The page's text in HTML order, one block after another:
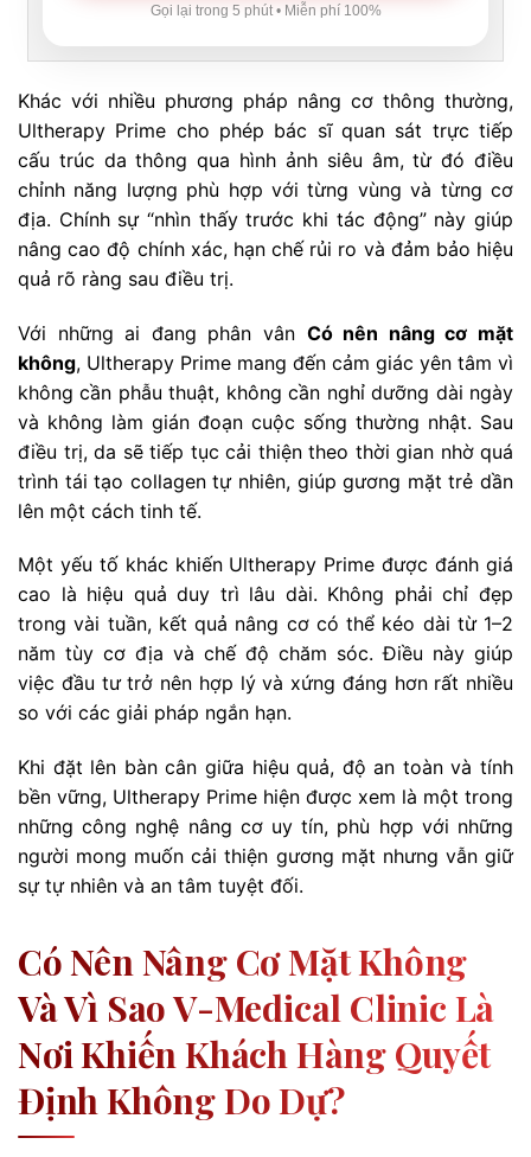
Gọi lại trong 5 phút • Miễn phí 100%
Khác với nhiều phương pháp nâng cơ thông thường,
Ultherapy Prime cho phép bác sĩ quan sát trực tiếp
cấu trúc da thông qua hình ảnh siêu âm, từ đó điều
chỉnh năng lượng phù hợp với từng vùng và từng cơ
địa. Chính sự “nhìn thấy trước khi tác động” này giúp
nâng cao độ chính xác, hạn chế rủi ro và đảm bảo hiệu
quả rõ ràng sau điều trị.
Với những ai đang phân vân Có nên nâng cơ mặt
không, Ultherapy Prime mang đến cảm giác yên tâm vì
không cần phẫu thuật, không cần nghỉ dưỡng dài ngày
và không làm gián đoạn cuộc sống thường nhật. Sau
điều trị, da sẽ tiếp tục cải thiện theo thời gian nhờ quá
trình tái tạo collagen tự nhiên, giúp gương mặt trẻ dần
lên một cách tinh tế.
Một yếu tố khác khiến Ultherapy Prime được đánh giá
cao là hiệu quả duy trì lâu dài. Không phải chỉ đẹp
trong vài tuần, kết quả nâng cơ có thể kéo dài từ 1–2
năm tùy cơ địa và chế độ chăm sóc. Điều này giúp
việc đầu tư trở nên hợp lý và xứng đáng hơn rất nhiều
so với các giải pháp ngắn hạn.
Khi đặt lên bàn cân giữa hiệu quả, độ an toàn và tính
bền vững, Ultherapy Prime hiện được xem là một trong
những công nghệ nâng cơ uy tín, phù hợp với những
người mong muốn cải thiện gương mặt nhưng vẫn giữ
sự tự nhiên và an tâm tuyệt đối.
Có Nên Nâng Cơ Mặt Không
Và Vì Sao V-Medical Clinic Là
Nơi Khiến Khách Hàng Quyết
Định Không Do Dự?